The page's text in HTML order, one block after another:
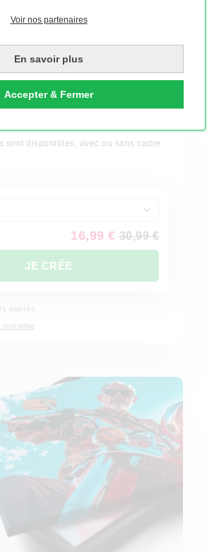
Voir nos partenaires
En savoir plus
Accepter & Fermer
-10% dès 2 produits | VIBE10
sont disponibles, avec ou sans cadre
16,99 € 30,99 €
JE CRÉE
ouvrés
possible